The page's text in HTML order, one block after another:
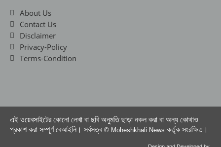
About Us
Contact Us
Disclaimer
Privacy-Policy
Terms-Condition
এই ওয়েবসাইটের কোনো লেখা বা ছবি অনুমতি ছাড়া নকল করা বা অন্য কোথাও
প্রকাশ করা সম্পূর্ণ বেআইনি। সর্বসত্ব © Moheshkhali News কর্তৃক সংরক্ষিত।